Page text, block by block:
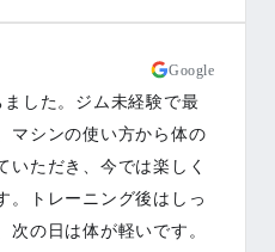
Google
した。ジム未経験で最
マシンの使い方から体の
いただき、今では楽しく
。トレーニング後はしっ
次の日は体が軽いです。